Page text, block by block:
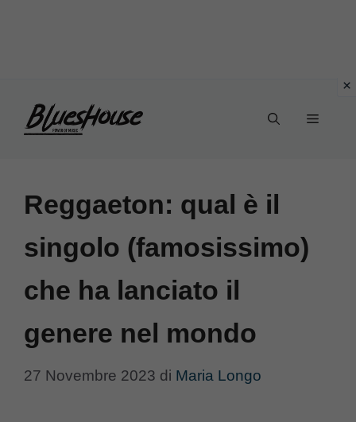
Menu
Reggaeton: qual è il
singolo (famosissimo)
che ha lanciato il
genere nel mondo
27 Novembre 2023 di Maria Longo